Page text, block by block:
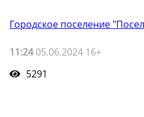
Городское поселение
11:2405.06.2024 16+
5291